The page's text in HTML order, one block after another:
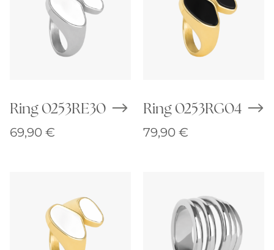
Ring 0253RE30
69,90 €
Ring 0253RG04
79,90 €